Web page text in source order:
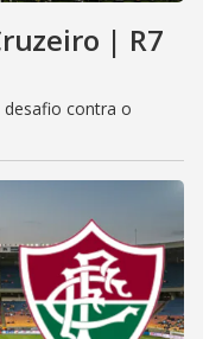
| R7
desafio contra o